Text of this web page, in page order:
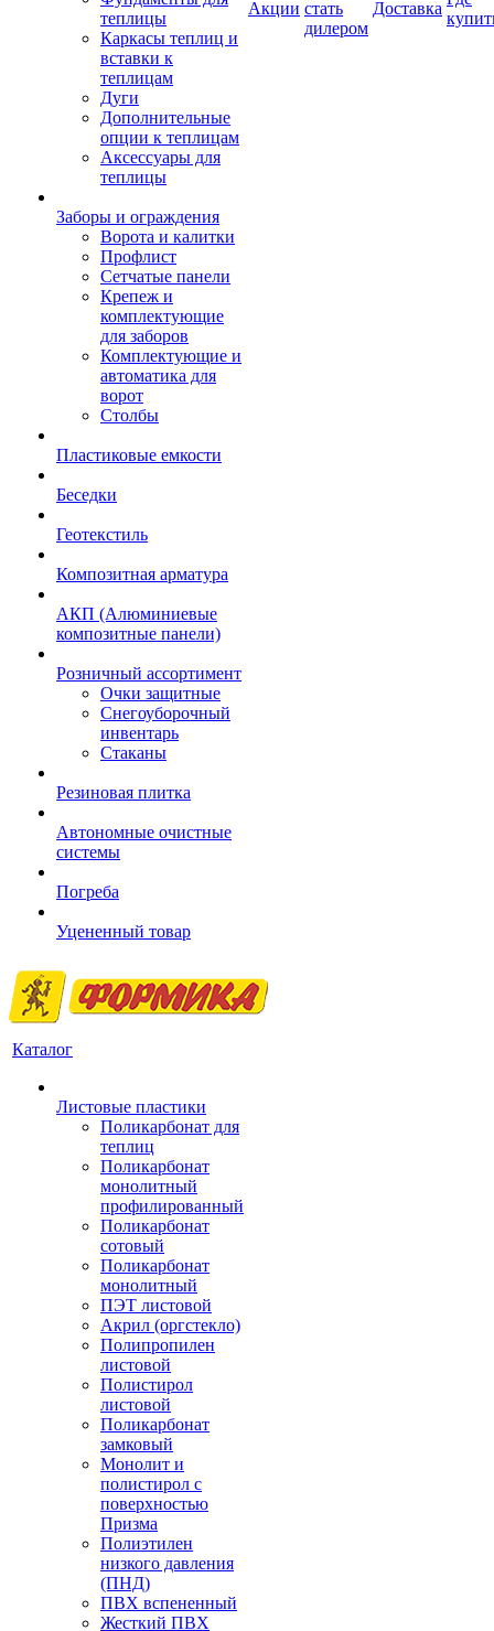
теплицы
Каркасы теплиц и
вставки к
теплицам
Дуги
Дополнительные
опции к теплицам
Аксессуары для
теплицы
Заборы и ограждения
Ворота и калитки
Профлист
Сетчатые панели
Крепеж и
комплектующие
для заборов
Комплектующие и
автоматика для
ворот
Столбы
Пластиковые емкости
Беседки
Геотекстиль
Композитная арматура
АКП (Алюминиевые
композитные панели)
Розничный ассортимент
Очки защитные
Снегоуборочный
инвентарь
Стаканы
Резиновая плитка
Автономные очистные
системы
Погреба
Уцененный товар
Акции стать
дилером
Доставка
Каталог
Листовые пластики
Поликарбонат для
теплиц
Поликарбонат
монолитный
профилированный
Поликарбонат
сотовый
Поликарбонат
монолитный
ПЭТ листовой
Акрил (оргстекло)
Полипропилен
листовой
Полистирол
листовой
Поликарбонат
замковый
Монолит и
полистирол с
поверхностью
Призма
Полиэтилен
низкого давления
(ПНД)
ПВХ вспененный
Жесткий ПВХ